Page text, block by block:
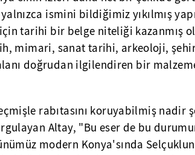
ismini bildiğimiz yıkılmış
tarihi bir belge niteliği kazanmış
mimari, sanat tarihi, arkeoloji,
doğrudan ilgilendiren bir
rabıtasını koruyabilmiş nadir
Altay, "Bu eser de bu
modern Konya'sında